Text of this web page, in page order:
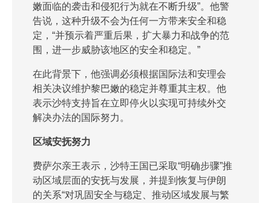
嫩面临的袭击和侵犯行为就在不断升级”。他警
告说，这种升级不会为任何一方带来安全和稳
定，“并预示着严重后果，扩大暴力和战争的范
围，进一步威胁该地区的安全和稳定。”
在此背景下，他强调必须根据国际法和安理会
相关决议维护黎巴嫩的稳定并尊重其主权。他
表示沙特支持旨在立即停火以实现可持续外交
解决办法的国际努力。
区域安抚努力
费萨尔亲王表示，沙特王国已采取“明确步骤”推
动区域层面的安抚与发展，并提到恢复与伊朗
的关系“对巩固安全与稳定、推动区域发展与繁